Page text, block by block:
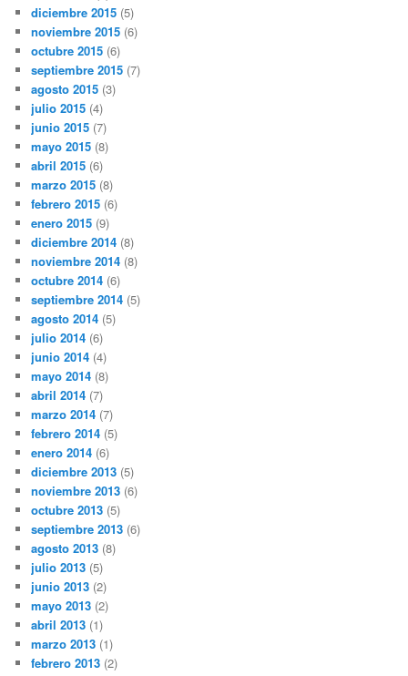
diciembre 2015 (5)
noviembre 2015 (6)
octubre 2015 (6)
septiembre 2015 (7)
agosto 2015 (3)
julio 2015 (4)
junio 2015 (7)
mayo 2015 (8)
abril 2015 (6)
marzo 2015 (8)
febrero 2015 (6)
enero 2015 (9)
diciembre 2014 (8)
noviembre 2014 (8)
octubre 2014 (6)
septiembre 2014 (5)
agosto 2014 (5)
julio 2014 (6)
junio 2014 (4)
mayo 2014 (8)
abril 2014 (7)
marzo 2014 (7)
febrero 2014 (5)
enero 2014 (6)
diciembre 2013 (5)
noviembre 2013 (6)
octubre 2013 (5)
septiembre 2013 (6)
agosto 2013 (8)
julio 2013 (5)
junio 2013 (2)
mayo 2013 (2)
abril 2013 (1)
marzo 2013 (1)
febrero 2013 (2)